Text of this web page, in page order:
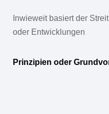
Inwieweit basiert der
oder Entwicklungen
Prinzipien oder